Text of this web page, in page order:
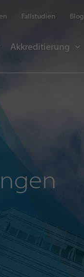
Fallstudien Blog
Akkreditierung